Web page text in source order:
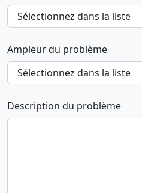
Ampleur du problème
Description du problème